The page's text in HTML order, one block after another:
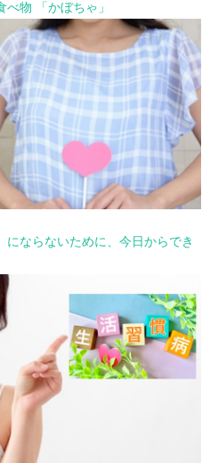
物 「かぼちゃ」
ならないために、今日からでき